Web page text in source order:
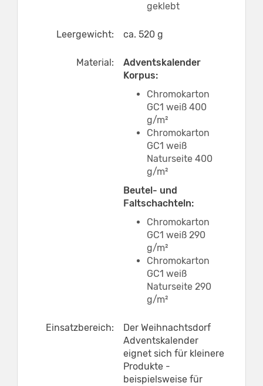
geklebt
Leergewicht: ca. 520 g
Material:
Adventskalender
Korpus:
Chromokarton
GC1 weiß 400
g/m²
Chromokarton
GC1 weiß
Naturseite 400
g/m²
Beutel- und
Faltschachteln:
Chromokarton
GC1 weiß 290
g/m²
Chromokarton
GC1 weiß
Naturseite 290
g/m²
Einsatzbereich:
Der Weihnachtsdorf
Adventskalender
eignet sich für kleinere
Produkte -
beispielsweise für